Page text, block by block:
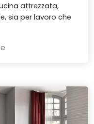
attrezzata,
sia per lavoro che